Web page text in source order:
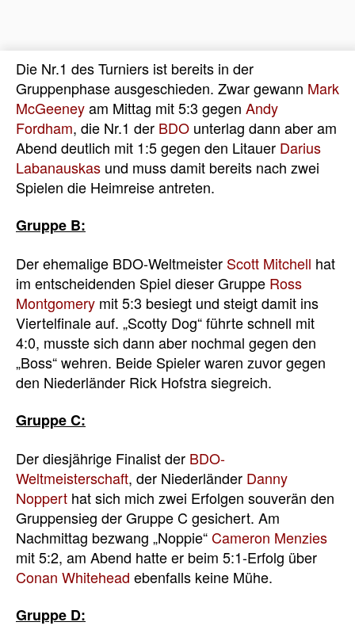
Die Nr.1 des Turniers ist bereits in der
Gruppenphase ausgeschieden. Zwar gewann Mark
McGeeneyam Mittag mit 5:3 gegen Andy
Fordham, die Nr.1 der BDO unterlag dann aber am
Abend deutlich mit 1:5 gegen den Litauer Darius
Labanauskas und muss damit bereits nach zwei
Spielen die Heimreise antreten.
Gruppe B:
Der ehemalige BDO-Weltmeister Scott Mitchell hat
im entscheidenden Spiel dieser Gruppe Ross
Montgomery mit 5:3 besiegt und steigt damit ins
Viertelfinale auf. „Scotty Dog“ führte schnell mit
4:0, musste sich dann aber nochmal gegen den
„Boss“ wehren. Beide Spieler waren zuvor gegen
den Niederländer Rick Hofstra siegreich.
Gruppe C:
Der diesjährige Finalist der BDO-
Weltmeisterschaft, der Niederländer Danny
Noppert hat sich mich zwei Erfolgen souverän den
Gruppensieg der Gruppe C gesichert. Am
Nachmittag bezwang „Noppie“Cameron Menzies
mit 5:2, am Abend hatte er beim 5:1-Erfolg über
Conan Whitehead ebenfalls keine Mühe.
Gruppe D: